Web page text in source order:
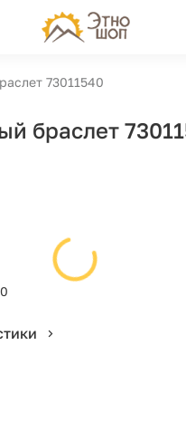
73011540
браслет